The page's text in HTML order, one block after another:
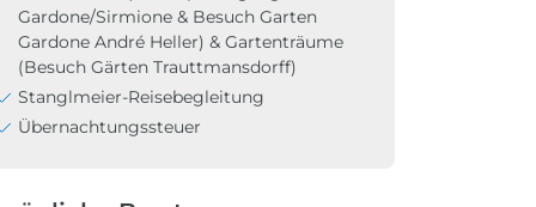
Gardone/Sirmione & Besuch Garten
Gardone André Heller) & Gartenträume
(Besuch Gärten Trauttmansdorff)
Stanglmeier-Reisebegleitung
Übernachtungssteuer